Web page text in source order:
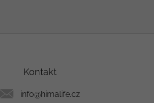
Kontakt
info@himalife.cz